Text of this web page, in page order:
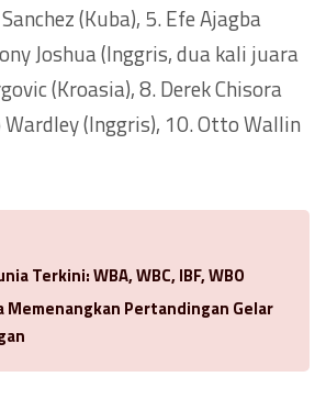
(Kuba), 5. Efe Ajagba
Joshua (Inggris, dua kali juara
(Kroasia), 8. Derek Chisora
Wardley (Inggris), 10. Otto Wallin
Terkini: WBA, WBC, IBF, WBO
Memenangkan Pertandingan Gelar